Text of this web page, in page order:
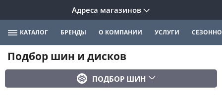
Адреса магазинов
КАТАЛОГ БРЕНДЫ О КОМПАНИИ УСЛУГИ
Подбор шин и дисков
ПОДБОР ШИН